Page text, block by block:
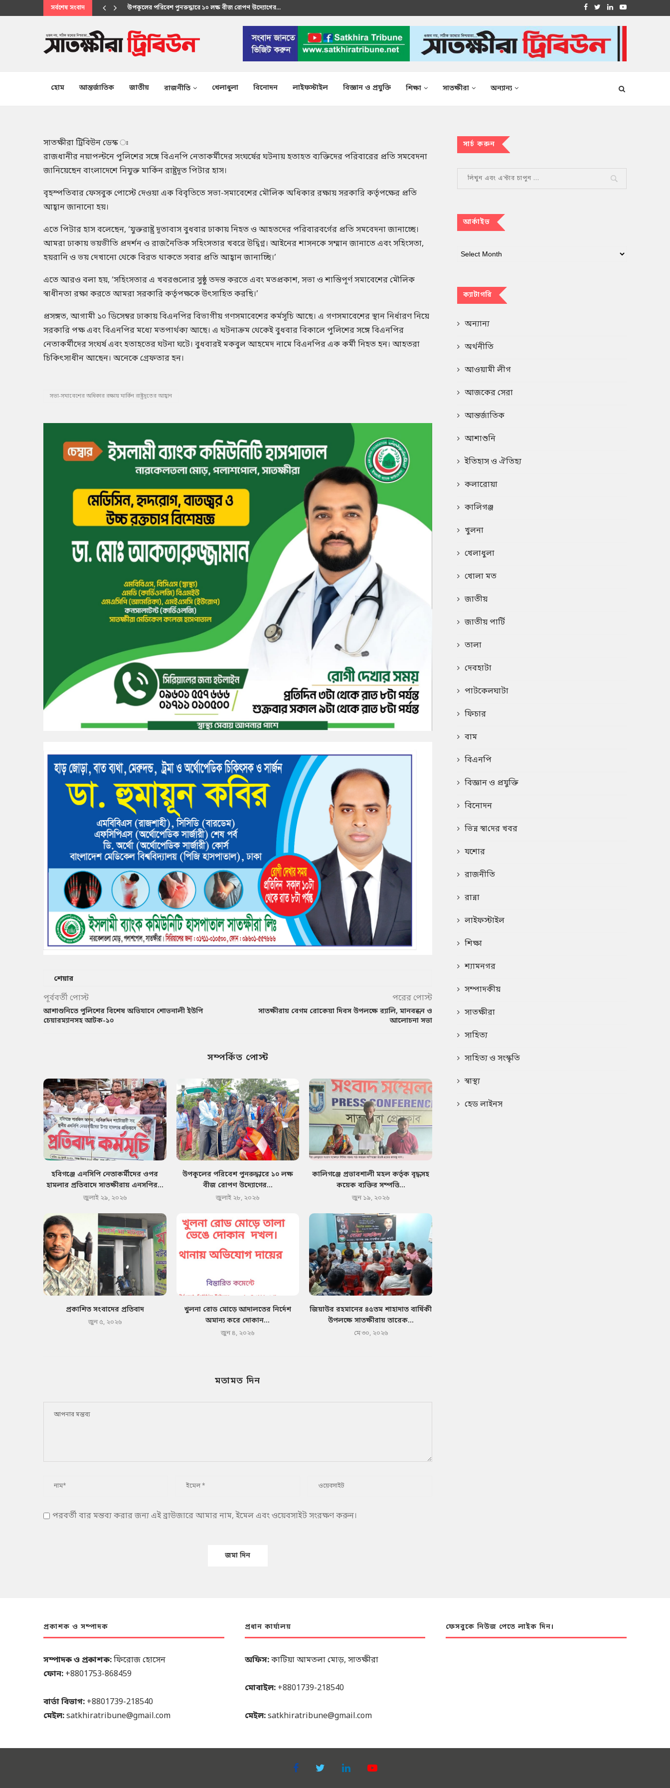
সর্বশেষ সংবাদ
উপকূলের পরিবেশ পুনরুদ্ধারে ১০ লক্ষ বীজ রোপণ উদ্যোগের...
হোম আন্তর্জাতিক জাতীয় রাজনীতি খেলাধুলা বিনোদন লাইফস্টাইল বিজ্ঞান ও প্রযুক্তি শিক্ষা সাতক্ষীরা অন্যান্য
সাতক্ষীরা ট্রিবিউন ডেস্ক ঃ
রাজধানীর নয়াপল্টনে পুলিশের সঙ্গে বিএনপি নেতাকর্মীদের সংঘর্ষের ঘটনায় হতাহত ব্যক্তিদের পরিবারের প্রতি সমবেদনা
জানিয়েছেন বাংলাদেশে নিযুক্ত মার্কিন রাষ্ট্রদূত পিটার হাস।
বৃহস্পতিবার ফেসবুক পোস্টে দেওয়া এক বিবৃতিতে সভা-সমাবেশের মৌলিক অধিকার রক্ষায় সরকারি কর্তৃপক্ষের প্রতি
আহ্বান জানানো হয়।
এতে পিটার হাস বলেছেন, ‘যুক্তরাষ্ট্র দূতাবাস বুধবার ঢাকায় নিহত ও আহতদের পরিবারবর্গের প্রতি সমবেদনা জানাচ্ছে।
আমরা ঢাকায় ভয়ভীতি প্রদর্শন ও রাজনৈতিক সহিংসতার খবরে উদ্বিগ্ন। আইনের শাসনকে সম্মান জানাতে এবং সহিংসতা,
হয়রানি ও ভয় দেখানো থেকে বিরত থাকতে সবার প্রতি আহ্বান জানাচ্ছি।’
এতে আরও বলা হয়, ‘সহিংসতার এ খবরগুলোর সুষ্ঠু তদন্ত করতে এবং মতপ্রকাশ, সভা ও শান্তিপূর্ণ সমাবেশের মৌলিক
স্বাধীনতা রক্ষা করতে আমরা সরকারি কর্তৃপক্ষকে উৎসাহিত করছি।’
প্রসঙ্গত, আগামী ১০ ডিসেম্বর ঢাকায় বিএনপির বিভাগীয় গণসমাবেশের কর্মসূচি আছে। এ গণসমাবেশের স্থান নির্ধারণ নিয়ে
সরকারি পক্ষ এবং বিএনপির মধ্যে মতপার্থক্য আছে। এ ঘটনাক্রম থেকেই বুধবার বিকালে পুলিশের সঙ্গে বিএনপির
নেতাকর্মীদের সংঘর্ষ এবং হতাহতের ঘটনা ঘটে। বুধবারই মকবুল আহমেদ নামে বিএনপির এক কর্মী নিহত হন। আহতরা
চিকিৎসাধীন আছেন। অনেকে গ্রেফতার হন।
সভা-সমাবেশের অধিকার রক্ষায় মার্কিন রাষ্ট্রদূতের আহ্বান
শেয়ার
পূর্ববর্তী পোস্ট
আশাশুনিতে পুলিশের বিশেষ অভিযানে শোভনালী ইউপি
চেয়ারম্যানসহ আটক-১০
পরের পোস্ট
সাতক্ষীরায় বেগম রোকেয়া দিবস উপলক্ষে র‌্যালি, মানবন্ধন ও
আলোচনা সভা
সম্পর্কিত পোস্ট
হবিগঞ্জে এনসিপি নেতাকর্মীদের ওপর
হামলার প্রতিবাদে সাতক্ষীরায় এনসপির...
জুলাই ২৯, ২০২৬
উপকূলের পরিবেশ পুনরুদ্ধারে ১০ লক্ষ
বীজ রোপণ উদ্যোগের...
জুলাই ২৮, ২০২৬
কালিগঞ্জে প্রভাবশালী মহল কর্তৃক বৃদ্ধসহ
কয়েক ব্যক্তির সম্পত্তি...
জুন ১৯, ২০২৬
প্রকাশিত সংবাদের প্রতিবাদ
জুন ৫, ২০২৬
খুলনা রোড মোড়ে আদালতের নির্দেশ
অমান্য করে দোকান...
জুন ৪, ২০২৬
জিয়াউর রহমানের ৪৫তম শাহাদাত বার্ষিকী
উপলক্ষে সাতক্ষীরায় তারেক...
মে ৩০, ২০২৬
মতামত দিন
পরবর্তী বার মন্তব্য করার জন্য এই ব্রাউজারে আমার নাম, ইমেল এবং ওয়েবসাইট সংরক্ষণ করুন।
সার্চ করুন
আর্কাইভ
ক্যাটাগরি
অন্যান্য
অর্থনীতি
আওয়ামী লীগ
আজকের সেরা
আন্তর্জাতিক
আশাশুনি
ইতিহাস ও ঐতিহ্য
কলারোয়া
কালিগঞ্জ
খুলনা
খেলাধুলা
খোলা মত
জাতীয়
জাতীয় পার্টি
তালা
দেবহাটা
পাটকেলঘাটা
ফিচার
বাম
বিএনপি
বিজ্ঞান ও প্রযুক্তি
বিনোদন
ভিন্ন স্বা‌দের খবর
যশোর
রাজনীতি
রান্না
লাইফস্টাইল
শিক্ষা
শ্যামনগর
সম্পাদকীয়
সাতক্ষীরা
সাহিত্য
সাহিত্য ও সংস্কৃতি
স্বাস্থ্য
হেড লাইনস
প্রকাশক ও সম্পাদক
সম্পাদক ও প্রকাশক:ফিরোজ হোসেন
ফোন: +8801753-868459
বার্তা বিভাগ: +8801739-218540
মেইল:satkhiratribune@gmail.com
প্রধান কার্যালয়
অফিস:কাটিয়া আমতলা মোড়, সাতক্ষীরা
মোবাইল: +8801739-218540
মেইল:satkhiratribune@gmail.com
ফেসবুকে নিউজ পেতে লাইক দিন।